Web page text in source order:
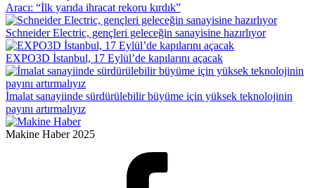
Aracı: “İlk yarıda ihracat rekoru kırdık”
Schneider Electric, gençleri geleceğin sanayisine hazırlıyor
EXPO3D İstanbul, 17 Eylül’de kapılarını açacak
İmalat sanayiinde sürdürülebilir büyüme için yüksek teknolojinin
payını artırmalıyız
Makine Haber 2025